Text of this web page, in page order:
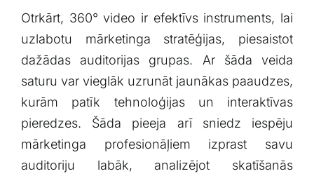
Otrkārt, 360° video ir efektīvs instruments, lai
uzlabotu mārketinga stratēģijas, piesaistot
dažādas auditorijas grupas. Ar šāda veida
saturu​ var vieglāk uzrunāt jaunākas paaudzes,
kurām patīk tehnoloģijas un interaktīvas
pieredzes. Šāda pieeja arī sniedz iespēju
mārketinga profesionāļiem izprast savu
auditoriju labāk, analizējot skatīšanās